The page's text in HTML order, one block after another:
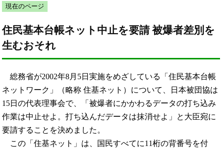
現在のページ
住民基本台帳ネット中止を要請 被爆者差別を
生むおそれ
総務省が2002年8月5日実施をめざしている「住民基本台帳
ネットワーク」（略称 住基ネット）について、日本被団協は
15日の代表理事会で、「被爆者にかかわるデータの打ち込み
作業は中止せよ。打ち込んだデータは抹消せよ」と大臣宛に
要請することを決めました。
この「住基ネット」は、国民すべてに11桁の背番号を付